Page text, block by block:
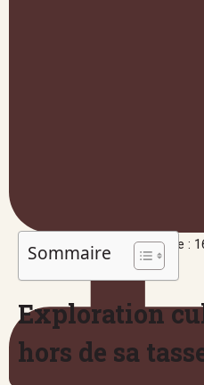
Publié le :
Sommaire
Exploration
hors de sa